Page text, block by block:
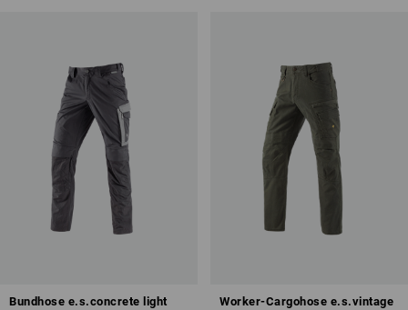
Bundhose e.s.concrete light Worker-Cargohose e.s.vintage